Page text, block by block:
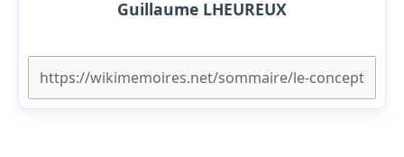
Guillaume LHEUREUX